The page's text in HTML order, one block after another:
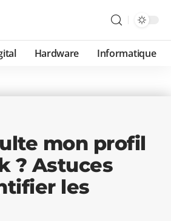
Hardware Informatique
mon profil
? Astuces
les